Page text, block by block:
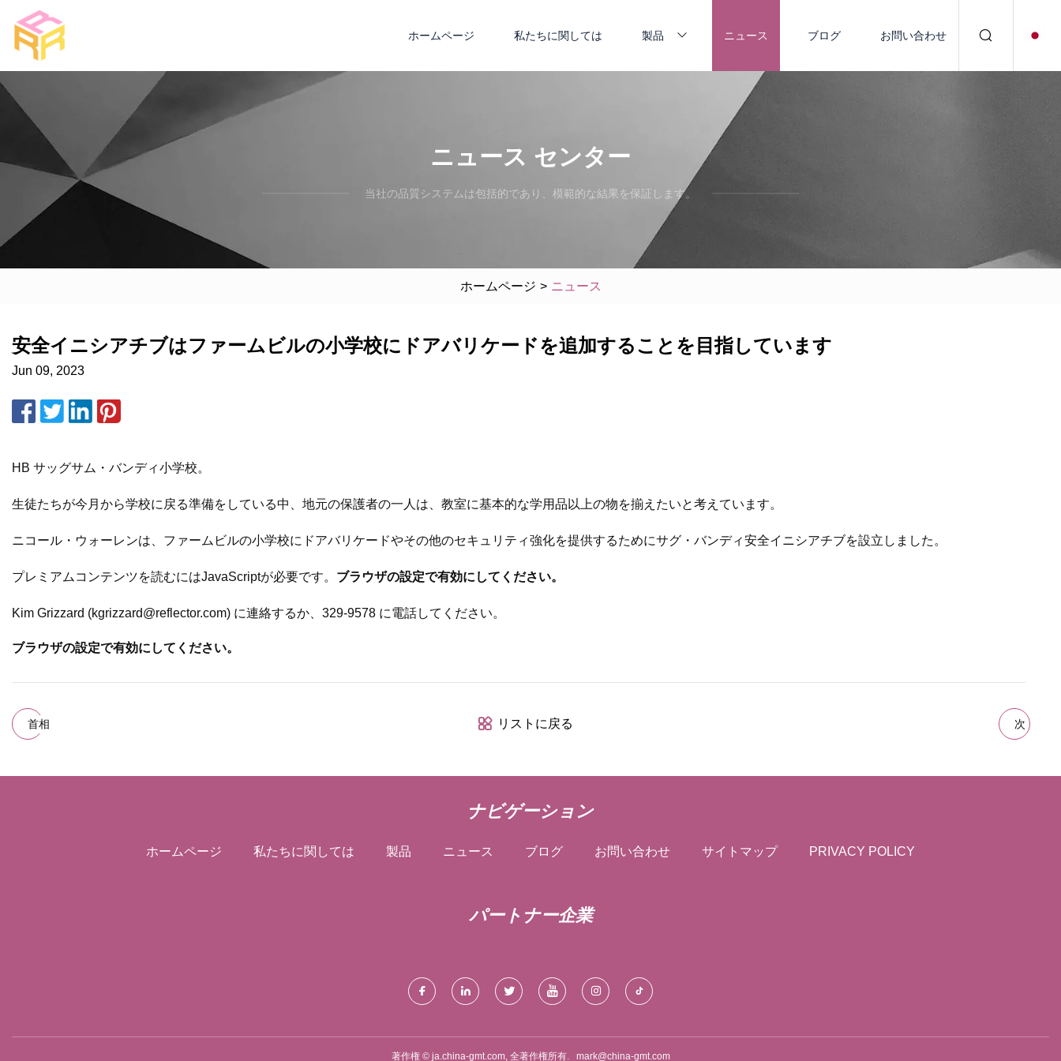
ホームページ 私たちに関しては 製品 ニュース ブログ お問い合わせ
ニュース センター
当社の品質システムは包括的であり、模範的な結果を保証します。
ホームページ > ニュース
安全イニシアチブはファームビルの小学校にドアバリケードを追加することを目指しています
Jun 09, 2023
HB サッグサム・バンディ小学校。
生徒たちが今月から学校に戻る準備をしている中、地元の保護者の一人は、教室に基本的な学用品以上の物を揃えたいと考えています。
ニコール・ウォーレンは、ファームビルの小学校にドアバリケードやその他のセキュリティ強化を提供するためにサグ・バンディ安全イニシアチブを設立しました。
プレミアムコンテンツを読むにはJavaScriptが必要です。 ブラウザの設定で有効にしてください。
Kim Grizzard (kgrizzard@reflector.com) に連絡するか、329-9578 に電話してください。
ブラウザの設定で有効にしてください。
首相 リストに戻る 次
ナビゲーション
ホームページ 私たちに関しては 製品 ニュース ブログ お問い合わせ サイトマップ PRIVACY POLICY
パートナー企業
著作権 © ja.china-gmt.com, 全著作権所有. mark@china-gmt.com